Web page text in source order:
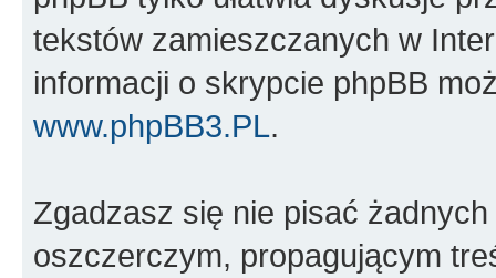
tekstów zamieszczanych w
informacji o skrypcie phpBB
www.phpBB3.PL.
Zgadzasz się nie pisać
oszczerczym, propagującym